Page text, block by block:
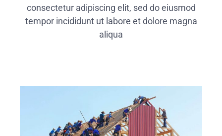
consectetur adipiscing elit, sed do eiusmod
tempor incididunt ut labore et dolore magna
aliqua